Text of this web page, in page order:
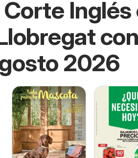
Inglés
con
2026